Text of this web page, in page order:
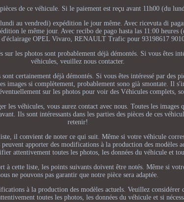
de ce véhicule. Si le paiement est reçu avant 11h00 (du
au vendredi) expédition le jour même. Avec ricevuta di
le même jour. Avec recibo de pago hasta las 11:00
OPEL Vivaro, RENAULT Trafic pour 93198617
les photos sont probablement déjà démontés. Si vous êtes
véhicules, veuillez nous contacter.
certainement déjà démontés. Si vous êtes intéressé par des
images si complètement, probablement sono già smontate. Il
sur les photos pour voir des Véhicules complets,
les véhicules, vous aurez contact avec nous. Toutes les
Ils sont intéressants dans les parties des pièces de ces
retenir!
il convient de noter ce qui suit. Même si votre véhicule
apporter des modifications à la production des modèles
attentivement toutes les photos, les données du véhicule et
à cette liste, les points suivants doivent être notés. Même si
ne pouvons pas garantir que notre pièce sera adaptée.
à la production des modèles actuels. Veuillez considérer
toutes les photos, les données du véhicule et si